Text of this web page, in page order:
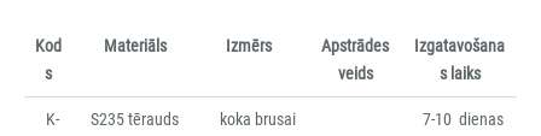
Kod
s
Materiāls Izmērs
Apstrādes
veids
Izgatavošana
s laiks
K-
S235 tērauds
koka brusai
7-10 dienas